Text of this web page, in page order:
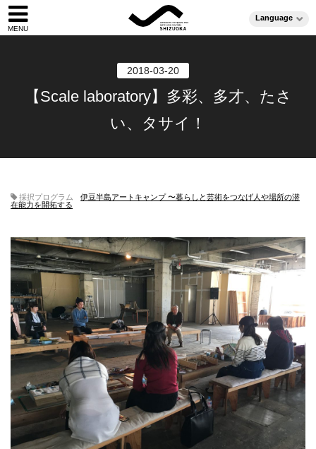
Language
2018-03-20
【Scale laboratory】多彩、多才、たさ
い、タサイ！
採択プログラム
伊豆半島アートキャンプ 〜暮らしと芸術をつなげ人や場所の潜
在能力を開拓する